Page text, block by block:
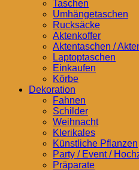
Taschen
Umhängetaschen
Rucksäcke
Aktenkoffer
Aktentaschen /
Laptoptaschen
Einkaufen
Körbe
Dekoration
Fahnen
Schilder
Weihnacht
Klerikales
Künstliche Pflanzen
Party / Event /
Präparate